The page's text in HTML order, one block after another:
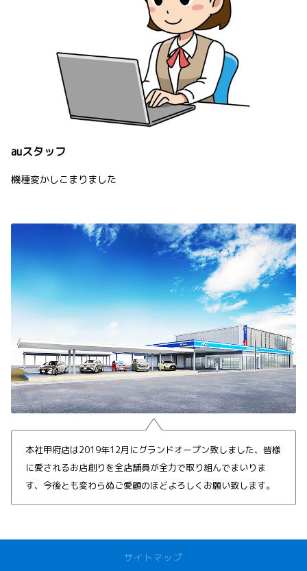
auスタッフ
機種変かしこまりました
本社甲府店は2019年12月にグランドオープン致しました、皆様
に愛されるお店創りを全店舗員が全力で取り組んでまいりま
す、今後とも変わらぬご愛顧のほどよろしくお願い致します。
サイトマップ